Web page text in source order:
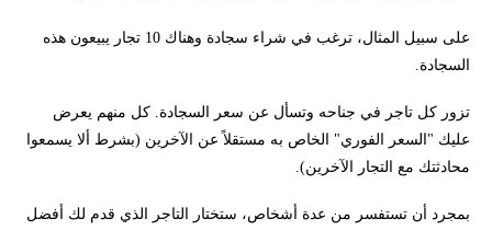
على سبيل المثال، ترغب في شراء سجادة وهناك 10 تجار يبيعون هذه
السجادة.
تزور كل تاجر في جناحه وتسأل عن سعر السجادة. كل منهم يعرض
عليك "السعر الفوري" الخاص به مستقلاً عن الآخرين (بشرط ألا يسمعوا
محادثتك مع التجار الآخرين).
بمجرد أن تستفسر من عدة أشخاص، ستختار التاجر الذي قدم لك أفضل